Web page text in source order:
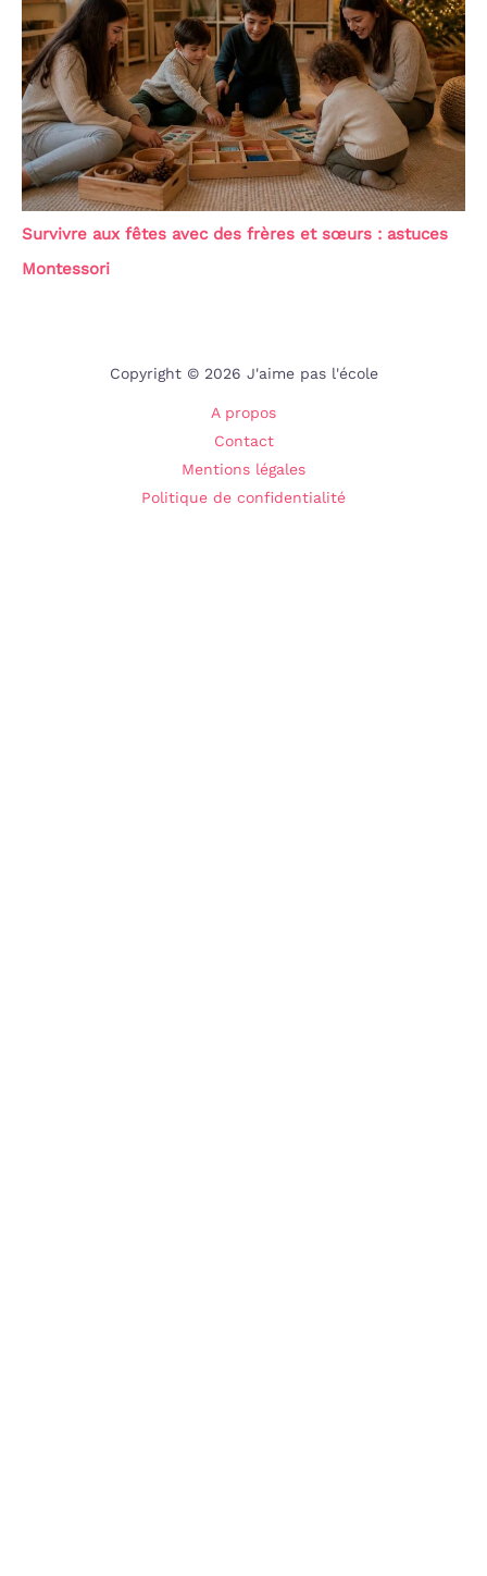
Survivre aux fêtes avec des frères et sœurs : astuces
Montessori
Copyright © 2026 J'aime pas l'école
A propos
Contact
Mentions légales
Politique de confidentialité